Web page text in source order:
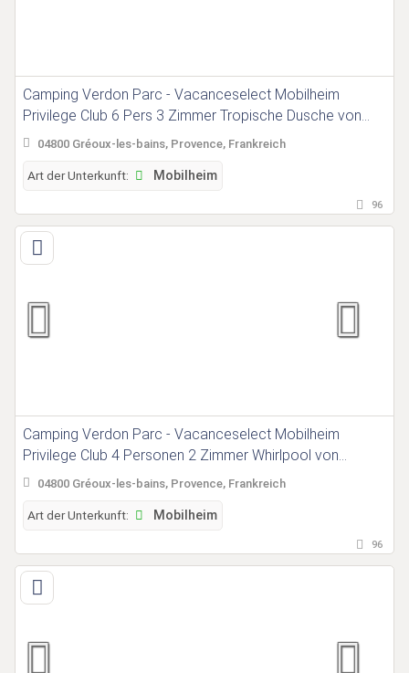
Camping Verdon Parc - Vacanceselect Mobilheim
Privilege Club 6 Pers 3 Zimmer Tropische Dusche von
Vacanceselect auf Camping Verdon Parc
04800 Gréoux-les-bains, Provence, Frankreich
Art der Unterkunft: Mobilheim
96
Camping Verdon Parc - Vacanceselect Mobilheim
Privilege Club 4 Personen 2 Zimmer Whirlpool von
Vacanceselect auf Camping Verdon Parc
04800 Gréoux-les-bains, Provence, Frankreich
Art der Unterkunft: Mobilheim
96